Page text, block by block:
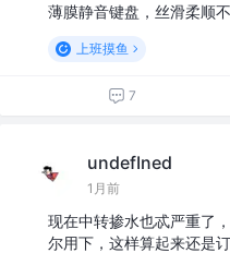
薄膜静音键盘，丝滑柔顺
上班摸鱼
7
undefIned
1月前
现在中转掺水也忒严重了
尔用下，这样算起来还是